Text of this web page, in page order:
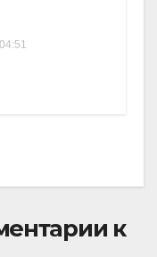
04:51
к